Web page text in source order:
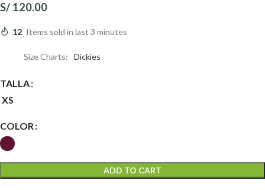
S/ 120.00
12 Items sold in last 3 minutes
Size Charts Dickies
TALLA
XS
COLOR
ADD TO CART